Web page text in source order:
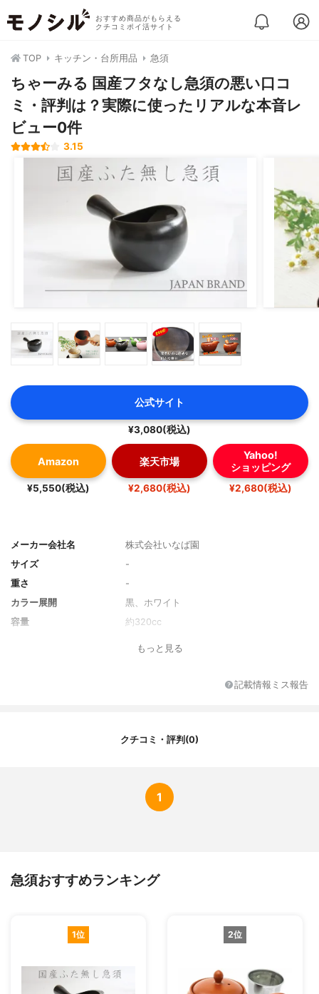
おすすめ商品がもらえる
クチコミポイ活サイト
TOP キッチン・台所用品 急須
ちゃーみる 国産フタなし急須の悪い口コ
ミ・評判は？実際に使ったリアルな本音レ
ビュー0件
3.15
公式サイト
¥3,080(税込)
Amazon
¥5,550(税込)
楽天市場
¥2,680(税込)
Yahoo!
ショッピング
¥2,680(税込)
メーカー会社名
株式会社いなば園
サイズ
-
重さ
-
カラー展開
黒、ホワイト
容量
約320cc
有（取り外し不可）
もっと見る
記載情報ミス報告
クチコミ・評判(0)
1
急須おすすめランキング
1位 2位